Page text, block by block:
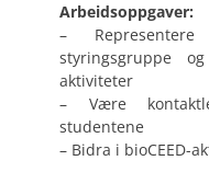
Arbeidsoppgaver:
–
styringsgruppe
aktiviteter
– Være
studentene
– Bidra i bioCEED-